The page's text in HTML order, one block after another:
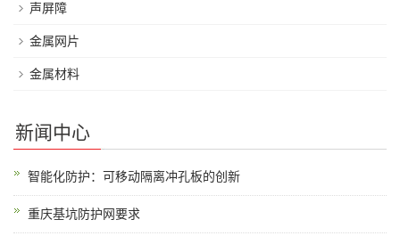
声屏障
金属网片
金属材料
新闻中心
智能化防护：可移动隔离冲孔板的创新
重庆基坑防护网要求